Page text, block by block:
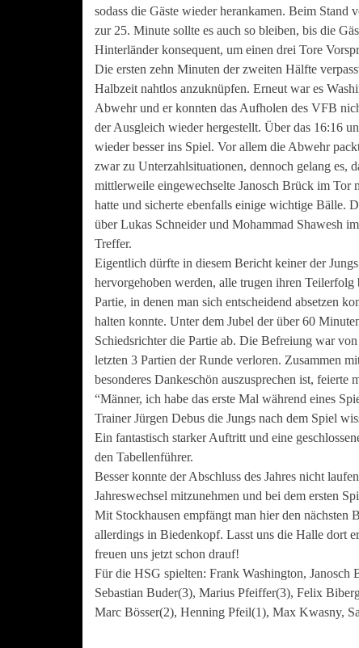
sodass die Gäste wieder herankamen. Beim
zur 25. Minute sollte es auch so bleiben, bis die
Hinterländer konsequent, um einen drei Tore
Die ersten zehn Minuten der zweiten Hälfte
Halbzeit nahtlos anzuknüpfen. Erneut war es
Abwehr und er konnten das Aufholen des VFB
der Ausgleich wieder hergestellt. Über das 16:16
wieder besser ins Spiel. Vor allem die Abwehr
zwar zu Unterzahlsituationen, dennoch gelang es,
mittlerweile eingewechselte Janosch Brück im Tor
hatte und sicherte ebenfalls einige wichtige Bälle.
über Lukas Schneider und Mohammad Shawesh
Treffer.
Eigentlich dürfte in diesem Bericht keiner der
hervorgehoben werden, alle trugen ihren
Partie, in denen man sich entscheidend absetzen
halten konnte. Unter dem Jubel der über 60
Schiedsrichter die Partie ab. Die Befreiung war
letzten 3 Partien der Runde verloren. Zusammen
besonderes Dankeschön auszusprechen ist, feierte
“Männer, ich habe das erste Mal während eines
Trainer Jürgen Debus die Jungs nach dem Spiel
Ein fantastisch starker Auftritt und eine
den Tabellenführer.
Besser konnte der Abschluss des Jahres nicht
Jahreswechsel mitzunehmen und bei dem ersten
Mit Stockhausen empfängt man hier den nächsten
allerdings in Biedenkopf. Lasst uns die Halle dort
freuen uns jetzt schon drauf!
Für die HSG spielten: Frank Washington, Janosch
Sebastian Buder(3), Marius Pfeiffer(3), Felix
Marc Bösser(2), Henning Pfeil(1), Max Kwasny,